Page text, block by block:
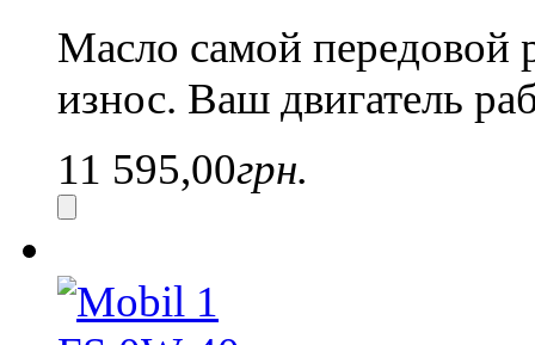
Масло самой передовой
износ. Ваш двигатель
11 595,00грн.